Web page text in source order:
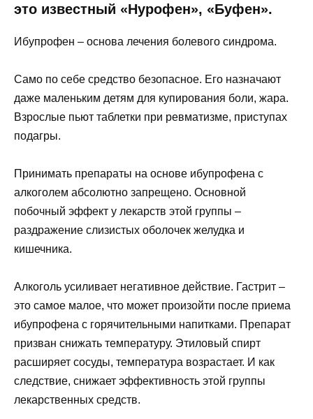
это известный «Нурофен», «Буфен».
Ибупрофен – основа лечения болевого синдрома.
Само по себе средство безопасное. Его назначают
даже маленьким детям для купирования боли, жара.
Взрослые пьют таблетки при ревматизме, приступах
подагры.
Принимать препараты на основе ибупрофена с
алкоголем абсолютно запрещено. Основной
побочный эффект у лекарств этой группы –
раздражение слизистых оболочек желудка и
кишечника.
Алкоголь усиливает негативное действие. Гастрит –
это самое малое, что может произойти после приема
ибупрофена с горячительными напитками. Препарат
призван снижать температуру. Этиловый спирт
расширяет сосуды, температура возрастает. И как
следствие, снижает эффективность этой группы
лекарственных средств.